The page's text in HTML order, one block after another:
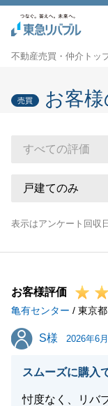
不動産売買・仲介トッ
売買 お客
表示はアンケート回収
お客様評価
亀有センター / 東京都
S様
S様 2026年6
スムーズに購入
忖度なく、リバ